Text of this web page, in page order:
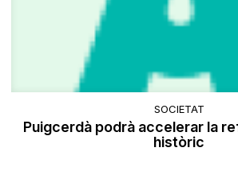
SOCIETAT
Puigcerdà podrà accelerar la
històric